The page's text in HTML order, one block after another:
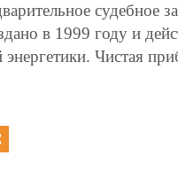
судебное
в 1999 году и
Чистая